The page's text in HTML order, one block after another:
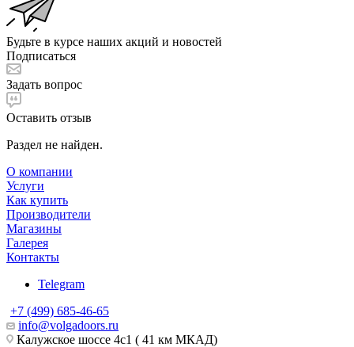
Будьте в курсе наших акций и новостей
Подписаться
Задать вопрос
Оставить отзыв
Раздел не найден.
О компании
Услуги
Как купить
Производители
Магазины
Галерея
Контакты
Telegram
+7 (499) 685-46-65
info@volgadoors.ru
Калужское шоссе 4с1 ( 41 км МКАД)